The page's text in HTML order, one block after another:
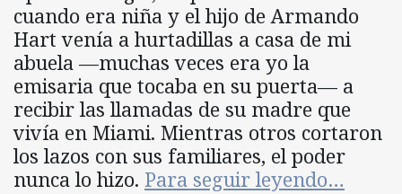
cuando era niña y el hijo de Armando
Hart venía a hurtadillas a casa de mi
abuela —muchas veces era yo la
emisaria que tocaba en su puerta— a
recibir las llamadas de su madre que
vivía en Miami. Mientras otros cortaron
los lazos con sus familiares, el poder
nunca lo hizo. Para seguir leyendo…